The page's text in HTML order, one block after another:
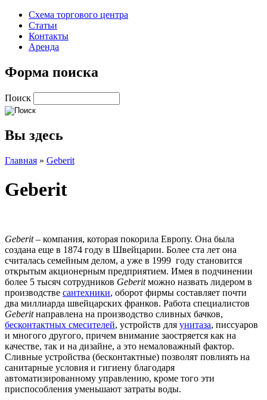
Схема торгового центра
Статьи
Контакты
Аренда
Форма поиска
Поиск
Вы здесь
Главная » Geberit
Geberit
Geberit– компания, которая покорила Европу. Она была
создана еще в 1874 году в Швейцарии. Более ста лет она
считалась семейным делом, а уже в 1999 году становится
открытым акционерным предприятием. Имея в подчинении
более 5 тысяч сотрудников Geberitможно назвать лидером в
производстве сантехники, оборот фирмы составляет почти
два миллиарда швейцарских франков. Работа специалистов
Geberitнаправлена на производство сливных бачков,
бесконтактных смесителей, устройств для унитаза, писсуаров
и многого другого, причем внимание заостряется как на
качестве, так и на дизайне, а это немаловажный фактор.
Сливные устройства (бесконтактные) позволят повлиять на
санитарные условия и гигиену благодаря
автоматизированному управлению, кроме того эти
приспособления уменьшают затраты воды.